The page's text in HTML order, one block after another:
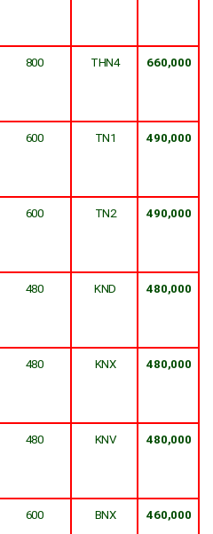
800 THN4 660,000
600 TN1 490,000
600 TN2 490,000
480 KND 480,000
480 KNX 480,000
480 KNV 480,000
600 BNX 460,000